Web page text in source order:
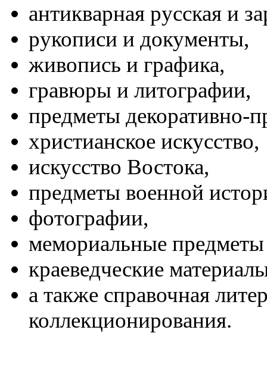
антикварная русская и
рукописи и документы,
живопись и графика,
гравюры и литографии,
предметы декоративно-
христианское искусство,
искусство Востока,
предметы военной
фотографии,
мемориальные
краеведческие
а также справочная
коллекционирования.